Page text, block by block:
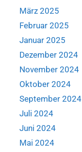
März 2025
Februar 2025
Januar 2025
Dezember 2024
November 2024
Oktober 2024
September 2024
Juli 2024
Juni 2024
Mai 2024